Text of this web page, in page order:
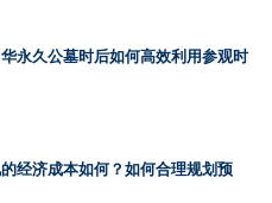
永久公墓时后如何高效利用参观时
经济成本如何？如何合理规划预